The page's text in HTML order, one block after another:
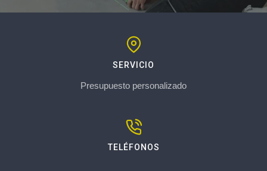
SERVICIO
Presupuesto personalizado
TELÉFONOS